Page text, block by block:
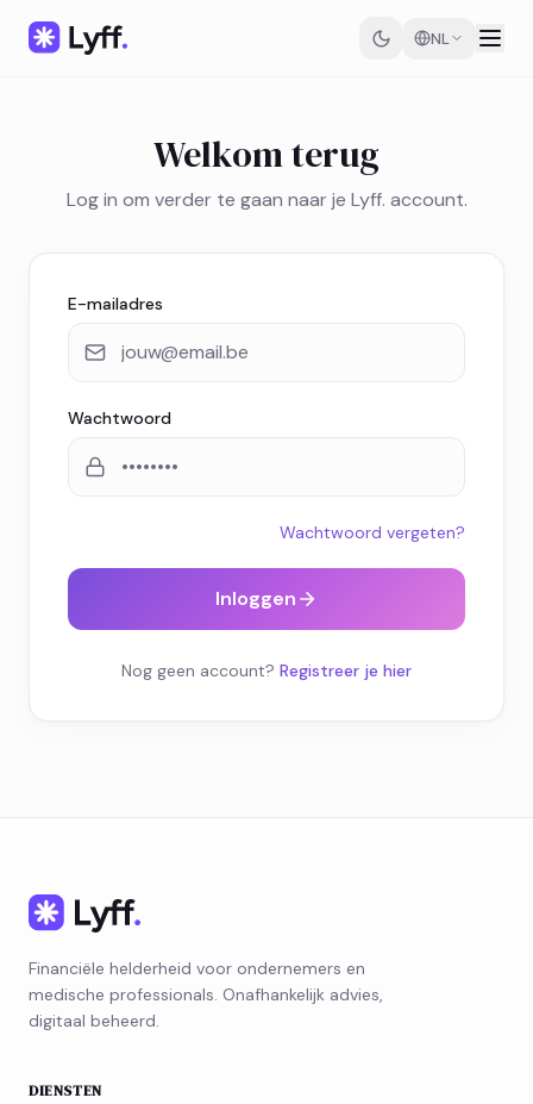
NL
Welkom terug
Log in om verder te gaan naar je Lyff. account.
E-mailadres
Wachtwoord
Wachtwoord vergeten?
Inloggen
Nog geen account? Registreer je hier
Financiële helderheid voor ondernemers en
medische professionals. Onafhankelijk advies,
digitaal beheerd.
DIENSTEN